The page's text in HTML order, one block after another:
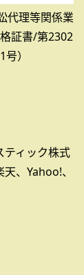
代理等関係業
証書/第2302
）
ィック株式
、Yahoo!、